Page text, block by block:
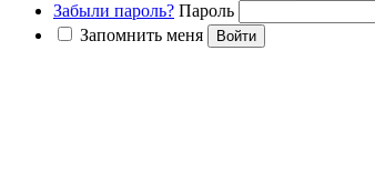
Забыли пароль? Пароль
Запомнить меня